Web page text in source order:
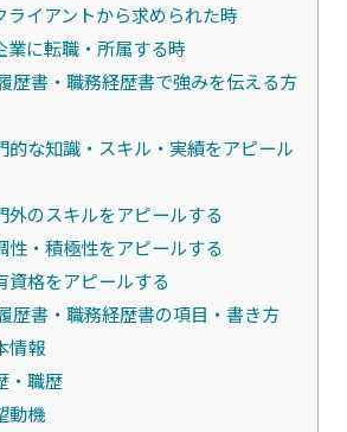
イアントから求められた時
業に転職・所属する時
歴書・職務経歴書で強みを伝える方
的な知識・スキル・実績をアピール
外のスキルをアピールする
性・積極性をアピールする
資格をアピールする
歴書・職務経歴書の項目・書き方
情報
・職歴
動機